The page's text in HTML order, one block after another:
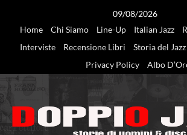
09/08/2026
Home
Chi Siamo Line-Up Italian Jazz
Interviste
Recensione Libri Storia del Jazz
Privacy Policy
Albo